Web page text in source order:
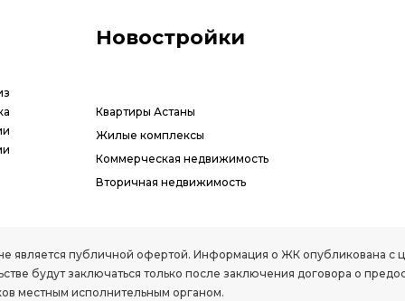
Новостройки
Квартиры Астаны
Жилые комплексы
Коммерческая недвижимость
Вторичная недвижимость
не является публичной офертой. Информация о ЖК опубликована с
будут заключаться только после заключения договора о
местным исполнительным органом.